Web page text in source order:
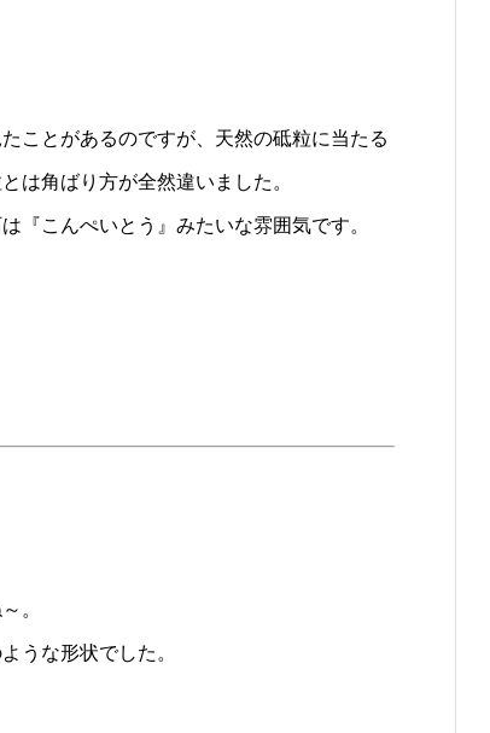
ことがあるのですが、天然の砥粒に当たる
は角ばり方が全然違いました。
『こんぺいとう』みたいな雰囲気です。
。
うな形状でした。